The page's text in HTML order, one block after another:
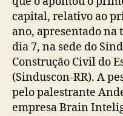
capital, relativo ao
ano, apresentado
dia 7, na sede do
Construção Civil do
(Sinduscon-RR). A
pelo palestrante
empresa Brain